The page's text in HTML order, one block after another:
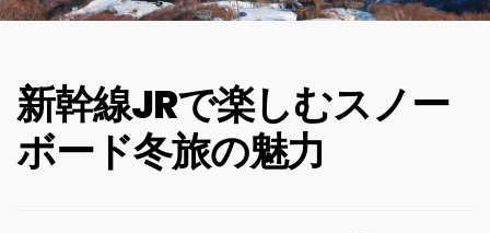
新幹線JRで楽しむスノー
ボード冬旅の魅力